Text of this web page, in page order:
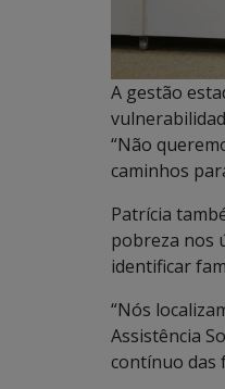
A gestão
“Não
caminhos
Patrícia
pobreza nos
identificar
“Nós
Assistência
contínuo das